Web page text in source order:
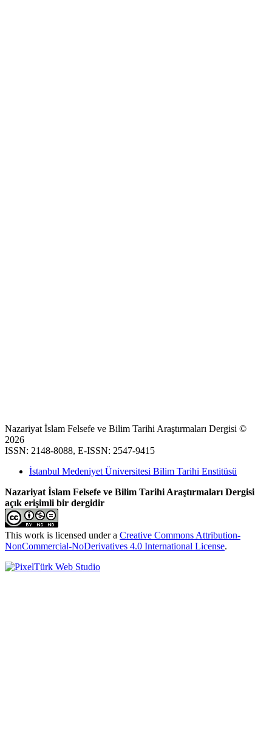
Nazariyat İslam Felsefe ve Bilim Tarihi Araştırmaları Dergisi ©
2026
ISSN: 2148-8088, E-ISSN: 2547-9415
İstanbul Medeniyet Üniversitesi Bilim Tarihi Enstitüsü
Nazariyat İslam Felsefe ve Bilim Tarihi Araştırmaları Dergisi
açık erişimli bir dergidir
This work is licensed under a Creative Commons Attribution-
NonCommercial-NoDerivatives 4.0 International License.